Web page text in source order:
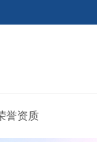
誉资质